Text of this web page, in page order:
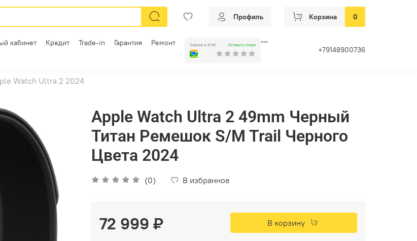
Профиль Корзина 0
кабинет Кредит Trade-in Гарантия
Ремонт
+79148900736
Watch Ultra 2 2024
Apple Watch Ultra 2 49mm Черный
Титан Ремешок S/M Trail Черного
Цвета 2024
(0) В избранное
72 999 ₽ В корзину